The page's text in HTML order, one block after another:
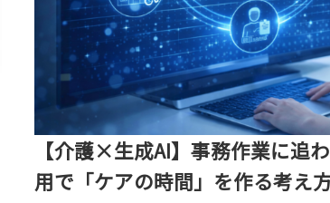
【介護×生成AI】事務作業に追
用で「ケアの時間」を作る考え